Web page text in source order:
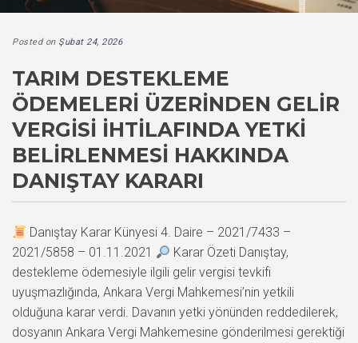
Posted on Şubat 24, 2026
TARIM DESTEKLEME
ÖDEMELERI ÜZERINDEN GELIR
VERGISI İHTILAFINDA YETKI
BELIRLENMESI HAKKINDA
DANIŞTAY KARARI
Danıştay Karar Künyesi 4. Daire – 2021/7433 –
2021/5858 – 01.11.2021
Karar Özeti Danıştay,
destekleme ödemesiyle ilgili gelir vergisi tevkifi
uyuşmazlığında, Ankara Vergi Mahkemesi’nin yetkili
olduğuna karar verdi. Davanın yetki yönünden reddedilerek,
dosyanın Ankara Vergi Mahkemesine gönderilmesi gerektiği